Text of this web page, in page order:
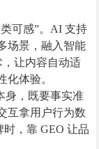
可感”。AI 支持
场景，融入智能
让内容自动适
化体验。
身，既要事实准
互拿用户行为数
，靠 GEO 让品